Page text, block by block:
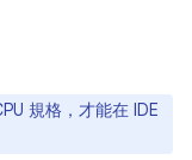
規格，才能在 IDE